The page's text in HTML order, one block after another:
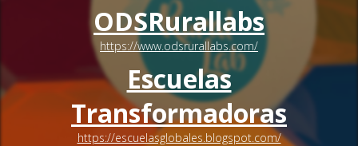
ODSRurallabs
https://www.odsrurallabs.com/
Escuelas
Transformadoras
https://escuelasglobales.blogspot.com/